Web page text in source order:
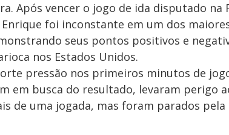
Após vencer o jogo de ida disputado na
foi inconstante em um dos
seus pontos positivos e
nos Estados Unidos.
pressão nos primeiros minutos de
em busca do resultado, levaram perigo
de uma jogada, mas foram parados pela